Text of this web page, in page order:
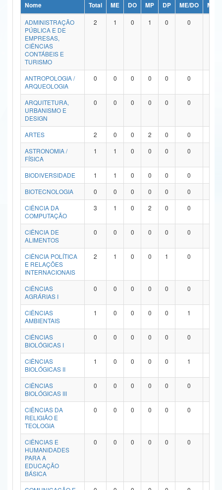
Ministério da Ciência, Tecnologia, Inovações e Comunicações
Ministério do Meio Ambiente
Ministério do Turismo
Ministério do Desenvolvimento Regional
Controladoria-Geral da União
Ministério da Mulher, da Família e dos Direitos Humanos
Secretaria de Governo
Advocacia-Geral da União
Banco Central do Brasil
Nome Total ME DO MP DP ME/DO
MP/
ADMINISTRAÇÃO
PÚBLICA E DE
EMPRESAS,
CIÊNCIAS
CONTÁBEIS E
TURISMO
2 1 0 1 0 0
ANTROPOLOGIA /
ARQUEOLOGIA
0 0 0 0 0 0
ARQUITETURA,
URBANISMO E
DESIGN
0 0 0 0 0 0
ARTES 2 0 0 2 0 0
ASTRONOMIA /
FÍSICA
1 1 0 0 0 0
BIODIVERSIDADE 1 1 0 0 0 0
BIOTECNOLOGIA
0 0 0 0 0 0
CIÊNCIA DA
COMPUTAÇÃO
3 1 0 2 0 0
CIÊNCIA DE
ALIMENTOS
0 0 0 0 0 0
CIÊNCIA POLÍTICA
E RELAÇÕES
INTERNACIONAIS
2 1 0 0 1 0
CIÊNCIAS
AGRÁRIAS I
0 0 0 0 0 0
CIÊNCIAS
AMBIENTAIS
1 0 0 0 0 1
CIÊNCIAS
BIOLÓGICAS I
0 0 0 0 0 0
CIÊNCIAS
BIOLÓGICAS II
1 0 0 0 0 1
CIÊNCIAS
BIOLÓGICAS III
0 0 0 0 0 0
CIÊNCIAS DA
RELIGIÃO E
TEOLOGIA
0 0 0 0 0 0
CIÊNCIAS E
HUMANIDADES
PARA A
EDUCAÇÃO
BÁSICA
0 0 0 0 0 0